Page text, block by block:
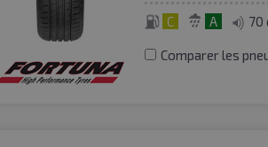
C A 70
Comparer les